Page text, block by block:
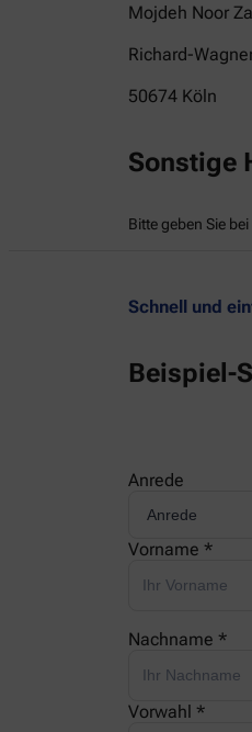
Mojdeh Noor
Richard-
50674 Köln
Sonstige
Bitte geben Sie
Schnell und
Beispiel-
Anrede
Vorname *
Nachname *
Vorwahl *